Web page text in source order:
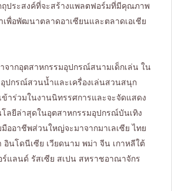
ถุประสงค์ที่จะสร้างแพลตฟอร์มที่มีคุณภาพ
พื่อพัฒนาตลาดอาเซียนและตลาดเอเชีย
จากอุตสาหกรรมอุปกรณ์สนามเด็กเล่น ใน
ปกรณ์สวนน้ำและเครื่องเล่นสวนสนุก
ข้าร่วมในงานนิทรรศการและจะจัดแสดง
ลยีล่าสุดในอุตสาหกรรมอุปกรณ์บันเทิง
ออาชีพส่วนใหญ่จะมาจากมาเลเซีย ไทย
อินโดนีเซีย เวียดนาม พม่า จีน เกาหลีใต้
ร์แลนด์ รัสเซีย สเปน สหราชอาณาจักร